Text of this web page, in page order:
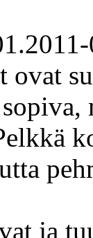
ovat
ja